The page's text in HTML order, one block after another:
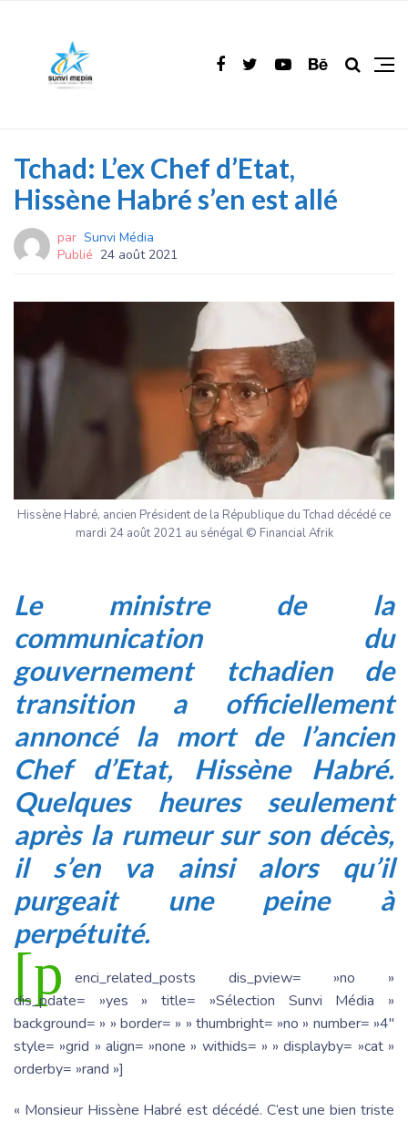
Tchad: L’ex Chef d’Etat,
Hissène Habré s’en est allé
par Sunvi Média
Publié 24 août 2021
Hissène Habré, ancien Président de la République du Tchad décédé ce
mardi 24 août 2021 au sénégal © Financial Afrik
Le ministre de la
communication du
gouvernement tchadien de
transition a officiellement
annoncé la mort de l’ancien
Chef d’Etat, Hissène Habré.
Quelques heures seulement
après la rumeur sur son décès,
il s’en va ainsi alors qu’il
purgeait une peine à
perpétuité.
[p
enci_related_posts dis_pview= »no »
dis_pdate= »yes » title= »Sélection Sunvi Média »
background= » » border= » » thumbright= »no » number= »4″
style= »grid » align= »none » withids= » » displayby= »cat »
orderby= »rand »]
« Monsieur Hissène Habré est décédé. C’est une bien triste